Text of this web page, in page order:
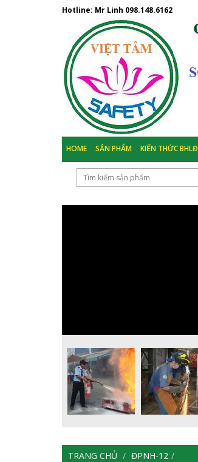
Hotline: Mr Linh 098.148.6162
HOME SẢN PHẨM KIẾN THỨC BHLĐ
TRANG CHỦ ĐPNH-12